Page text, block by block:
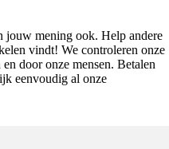
jouw mening ook. Help andere
vindt! We controleren onze
door onze mensen. Betalen
eenvoudig al onze